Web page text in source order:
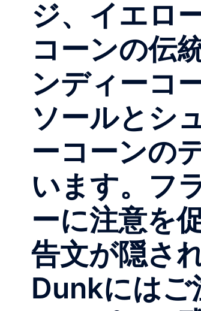
ジ、イエロ
コーンの伝
ンディーコ
ソールとシ
ーコーンの
います。フ
ーに注意を
告文が隠さ
Dunkにはご